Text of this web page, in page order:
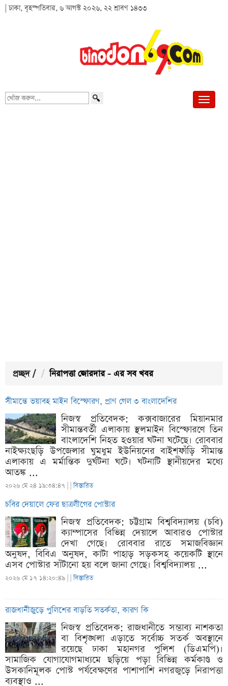
| ঢাকা, বৃহস্পতিবার, ৬ আগস্ট ২০২৬, ২২ শ্রাবণ ১৪৩৩
খোঁজ
প্রচ্ছদ / নিরাপত্তা জোরদার - এর সব খবর
সীমান্তে ভয়াবহ মাইন বিস্ফোরণ, প্রাণ গেল ৩ বাংলাদেশির
নিজস্ব প্রতিবেদক: কক্সবাজারের মিয়ানমার
সীমান্তবর্তী এলাকায় স্থলমাইন বিস্ফোরণে তিন
বাংলাদেশি নিহত হওয়ার ঘটনা ঘটেছে। রোববার
নাইক্ষ্যংছড়ি উপজেলার ঘুমধুম ইউনিয়নের বাইশফাঁড়ি সীমান্ত
এলাকায় এ মর্মান্তিক দুর্ঘটনা ঘটে। ঘটনাটি স্থানীয়দের মধ্যে
আতঙ্ক ...
২০২৬ মে ২৪ ১৯:৩৪:৪৭ | |বিস্তারিত
চবির দেয়ালে ফের ছাত্রলীগের পোস্টার
নিজস্ব প্রতিবেদক: চট্টগ্রাম বিশ্ববিদ্যালয় (চবি)
ক্যাম্পাসের বিভিন্ন দেয়ালে আবারও পোস্টার
দেখা গেছে। রোববার রাতে সমাজবিজ্ঞান
অনুষদ, বিবিএ অনুষদ, কাটা পাহাড় সড়কসহ কয়েকটি স্থানে
এসব পোস্টার সাঁটানো হয় বলে জানা গেছে। বিশ্ববিদ্যালয় ...
২০২৬ মে ১৭ ১৪:২০:৪৯ | |বিস্তারিত
রাজধানীজুড়ে পুলিশের বাড়তি সতর্কতা, কারণ কি
নিজস্ব প্রতিবেদক: রাজধানীতে সম্ভাব্য নাশকতা
বা বিশৃঙ্খলা এড়াতে সর্বোচ্চ সতর্ক অবস্থানে
রয়েছে ঢাকা মহানগর পুলিশ (ডিএমপি)।
সামাজিক যোগাযোগমাধ্যমে ছড়িয়ে পড়া বিভিন্ন কর্মকাণ্ড ও
উসকানিমূলক পোস্ট পর্যবেক্ষণের পাশাপাশি নগরজুড়ে নিরাপত্তা
ব্যবস্থাও ...